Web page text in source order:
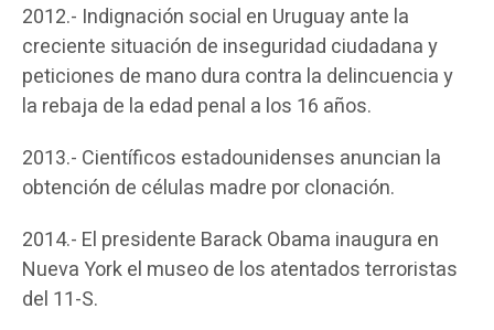
2012.- Indignación social en Uruguay ante la
creciente situación de inseguridad ciudadana y
peticiones de mano dura contra la delincuencia y
la rebaja de la edad penal a los 16 años.
2013.- Científicos estadounidenses anuncian la
obtención de células madre por clonación.
2014.- El presidente Barack Obama inaugura en
Nueva York el museo de los atentados terroristas
del 11-S.